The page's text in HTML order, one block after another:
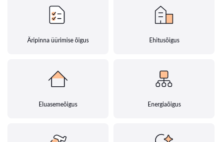
Äripinna üürimise õigus Ehitusõigus
Eluasemeõigus Energiaõigus